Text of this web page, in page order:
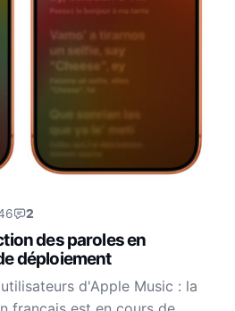
2
des paroles en
déploiement
d'Apple Music : la